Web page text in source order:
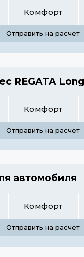
Комфорт
Отправить на расчет
REGATA Long
Комфорт
Отправить на расчет
автомобиля
Комфорт
Отправить на расчет